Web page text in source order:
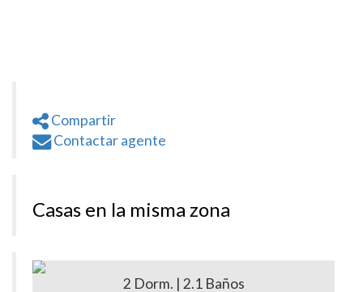
Compartir
Contactar agente
Casas en la misma zona
2 Dorm. | 2.1 Baños